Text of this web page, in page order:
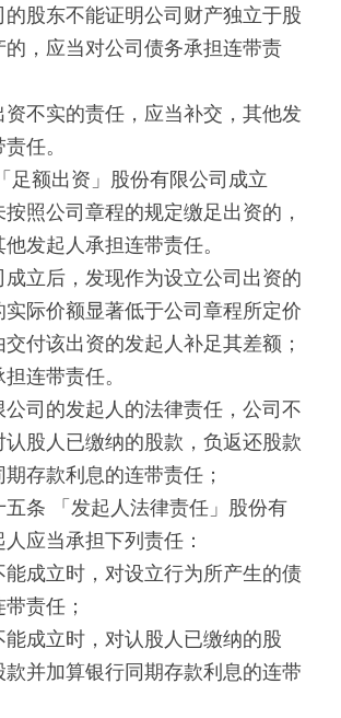
股东不能证明公司财产独立于股
的，应当对公司债务承担连带责
不实的责任，应当补交，其他发
任。
足额出资」股份有限公司成立
照公司章程的规定缴足出资的，
发起人承担连带责任。
成立后，发现作为设立公司出资的
际价额显著低于公司章程所定价
付该出资的发起人补足其差额；
连带责任。
司的发起人的法律责任，公司不
股人已缴纳的股款，负返还股款
存款利息的连带责任；
条 「发起人法律责任」股份有
应当承担下列责任：
能成立时，对设立行为所产生的债
责任；
能成立时，对认股人已缴纳的股
并加算银行同期存款利息的连带